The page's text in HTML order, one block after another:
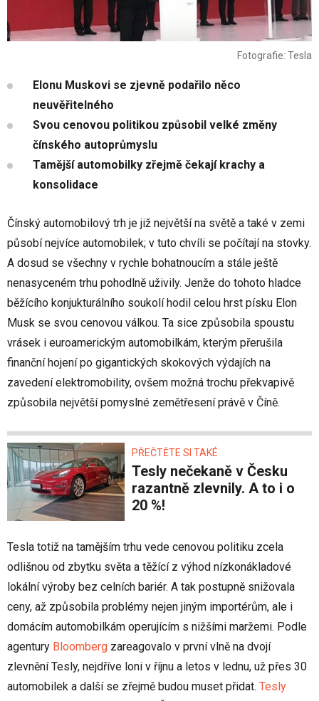
Fotografie: Tesla
Elonu Muskovi se zjevně podařilo něco
neuvěřitelného
Svou cenovou politikou způsobil velké změny
čínského autoprůmyslu
Tamější automobilky zřejmě čekají krachy a
konsolidace
Čínský automobilový trh je již největší na světě a také v zemi
působí nejvíce automobilek; v tuto chvíli se počítají na stovky.
A dosud se všechny v rychle bohatnoucím a stále ještě
nenasyceném trhu pohodlně uživily. Jenže do tohoto hladce
běžícího konjukturálního soukolí hodil celou hrst písku Elon
Musk se svou cenovou válkou. Ta sice způsobila spoustu
vrásek i euroamerickým automobilkám, kterým přerušila
finanční hojení po gigantických skokových výdajích na
zavedení elektromobility, ovšem možná trochu překvapivě
způsobila největší pomyslné zemětřesení právě v Číně.
PŘEČTĚTE SI TAKÉ
Tesly nečekaně v Česku
razantně zlevnily. A to i o
20 %!
Tesla totiž na tamějším trhu vede cenovou politiku zcela
odlišnou od zbytku světa a těžící z výhod nízkonákladové
lokální výroby bez celních bariér. A tak postupně snižovala
ceny, až způsobila problémy nejen jiným importérům, ale i
domácím automobilkám operujícím s nižšími maržemi. Podle
agentury Bloomberg zareagovalo v první vlně na dvojí
zlevnění Tesly, nejdříve loni v říjnu a letos v lednu, už přes 30
automobilek a další se zřejmě budou muset přidat. Tesly